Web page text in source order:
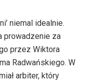
niemal idealnie.
prowadzenie za
przez Wiktora
Radwańskiego. W
arbiter, który